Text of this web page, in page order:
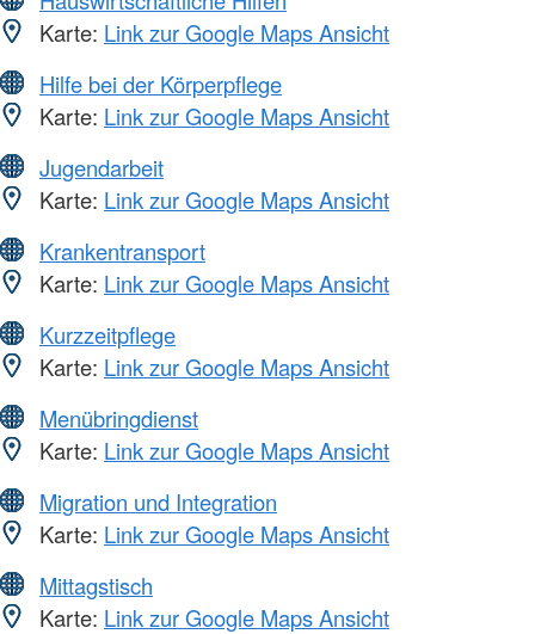
Karte: Link zur Google Maps Ansicht
Hilfe bei der Körperpflege
Karte: Link zur Google Maps Ansicht
Jugendarbeit
Karte: Link zur Google Maps Ansicht
Krankentransport
Karte: Link zur Google Maps Ansicht
Kurzzeitpflege
Karte: Link zur Google Maps Ansicht
Menübringdienst
Karte: Link zur Google Maps Ansicht
Migration und Integration
Karte: Link zur Google Maps Ansicht
Mittagstisch
Karte: Link zur Google Maps Ansicht